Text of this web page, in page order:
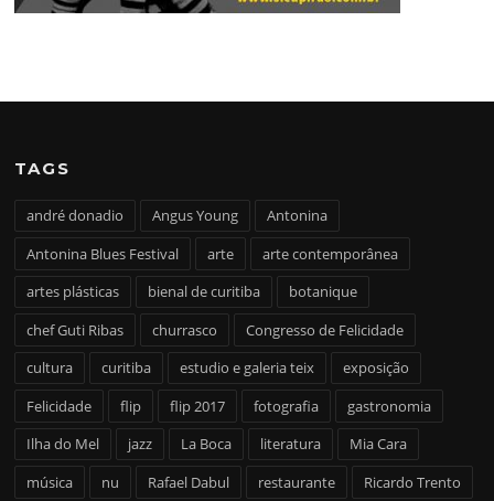
TAGS
andré donadio Angus Young
Antonina
Antonina Blues Festival
arte
arte contemporânea
artes plásticas
bienal de curitiba
botanique
chef Guti Ribas
churrasco
Congresso de Felicidade
cultura
curitiba estudio e galeria teix
exposição
Felicidade
flip flip 2017 fotografia
gastronomia
Ilha do Mel
jazz La Boca literatura
Mia Cara
música
nu Rafael Dabul restaurante
Ricardo Trento